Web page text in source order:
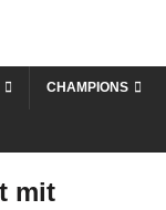
CHAMPIONS
mit